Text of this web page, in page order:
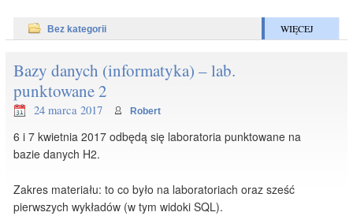
Bez kategorii WIĘCEJ
Bazy danych (informatyka) – lab.
punktowane 2
24 marca 2017 Robert
6 i 7 kwietnia 2017 odbędą się laboratoria punktowane na
bazie danych H2.
Zakres materiału: to co było na laboratoriach oraz sześć
pierwszych wykładów (w tym widoki SQL).